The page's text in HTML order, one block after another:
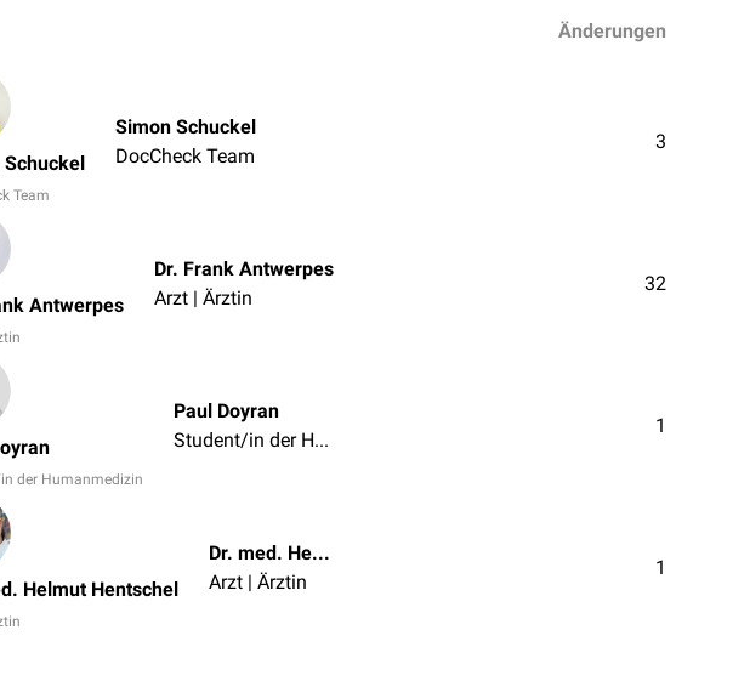
Änderungen
Schuckel
Team
Simon Schuckel
DocCheck Team
3
Antwerpes
Dr. Frank Antwerpes
Arzt | Ärztin
32
der Humanmedizin
Paul Doyran
Student/in der Humanmedizin
1
Helmut Hentschel
Dr. med. Helmut Hentschel
Arzt | Ärztin
1